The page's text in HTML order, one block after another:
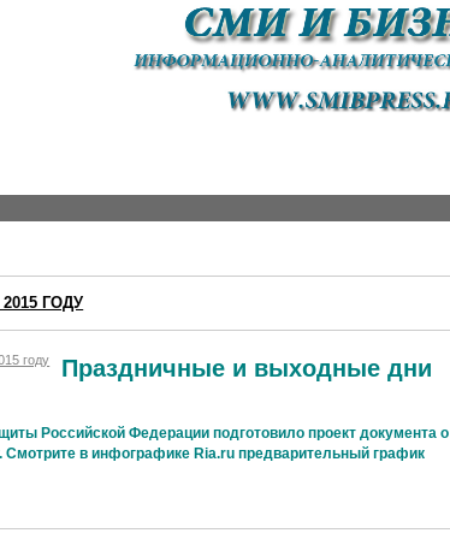
ГОДУ
Праздничные и выходные дни
Российской Федерации подготовило проект документа о
Смотрите в инфографике Ria.ru предварительный график